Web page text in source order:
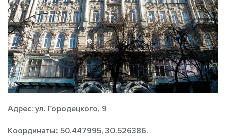
Адрес: ул. Городецкого, 9
Координаты: 50.447995, 30.526386.